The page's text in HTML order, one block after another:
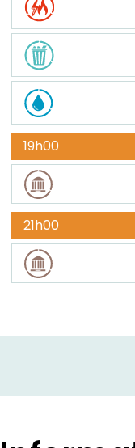
19h00
21h00